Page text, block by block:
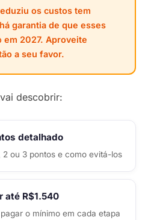
os custos tem
garantia de que esses
2027. Aproveite
a seu favor.
descobrir:
detalhado
2 ou 3 pontos e como evitá-los
até R$1.540
o mínimo em cada etapa